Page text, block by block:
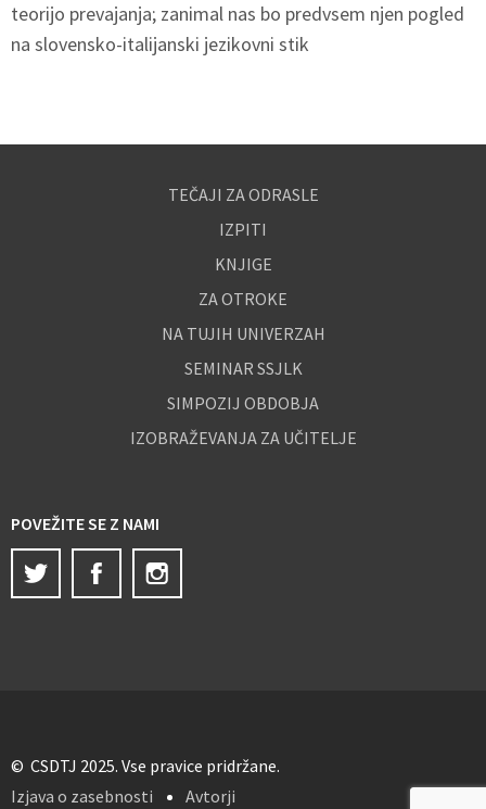
teorijo prevajanja; zanimal nas bo predvsem njen pogled
na slovensko-italijanski jezikovni stik
TEČAJI ZA ODRASLE
IZPITI
KNJIGE
ZA OTROKE
NA TUJIH UNIVERZAH
SEMINAR SSJLK
SIMPOZIJ OBDOBJA
IZOBRAŽEVANJA ZA UČITELJE
POVEŽITE SE Z NAMI
Twitter
Facebook
© CSDTJ 2025. Vse pravice pridržane.
Izjava o zasebnosti
Avtorji